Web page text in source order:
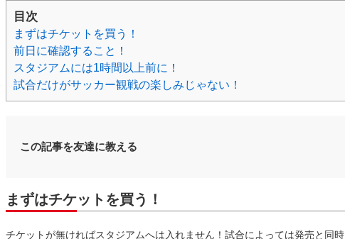
目次
まずはチケットを買う！
前日に確認すること！
スタジアムには1時間以上前に！
試合だけがサッカー観戦の楽しみじゃない！
この記事を友達に教える
まずはチケットを買う！
チケットが無ければスタジアムへは入れません！試合によっては発売と同時